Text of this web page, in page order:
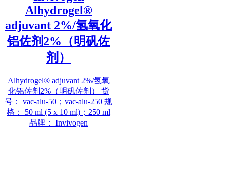
Alhydrogel®
adjuvant 2%/氢氧化
铝佐剂2%（明矾佐
剂）
Alhydrogel® adjuvant 2%/氢氧
化铝佐剂2%（明矾佐剂） 货
号： vac-alu-50；vac-alu-250 规
格： 50 ml (5 x 10 ml)；250 ml
品牌： Invivogen